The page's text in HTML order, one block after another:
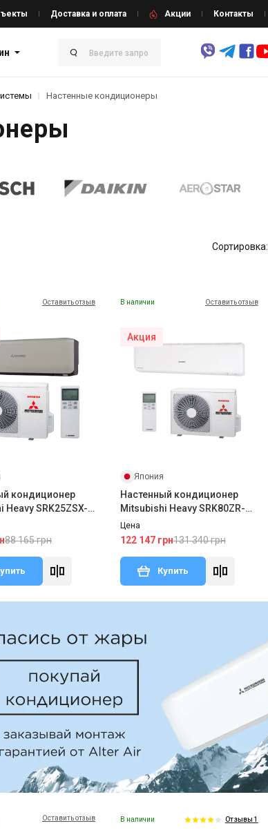
Доставка и оплата Акции Контакты
Настенные кондиционеры
Сортировка:
Оставить отзыв
кондиционер
Heavy SRK25ZSX-
W
88 165 грн
В наличии Оставить отзыв
Акция
Япония
Настенный кондиционер
Mitsubishi Heavy SRK80ZR-
W/SRC80ZR-W
Цена
122 147 грн131 340 грн
Купить
Оставить отзыв В наличии Отзывы 1